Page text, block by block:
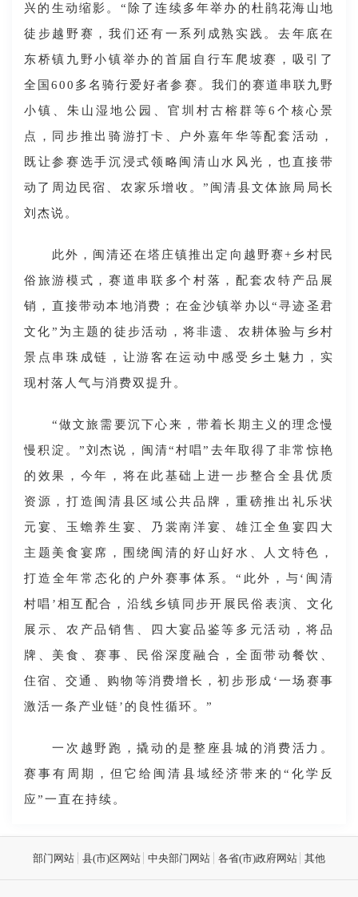
兴的生动缩影。“除了连续多年举办的杜鹃花海山地
徒步越野赛，我们还有一系列成熟实践。去年底在
东桥镇九野小镇举办的首届自行车爬坡赛，吸引了
全国600多名骑行爱好者参赛。我们的赛道串联九野
小镇、朱山湿地公园、官圳村古榕群等6个核心景
点，同步推出骑游打卡、户外嘉年华等配套活动，
既让参赛选手沉浸式领略闽清山水风光，也直接带
动了周边民宿、农家乐增收。”闽清县文体旅局局长
刘杰说。
此外，闽清还在塔庄镇推出定向越野赛+乡村民
俗旅游模式，赛道串联多个村落，配套农特产品展
销，直接带动本地消费；在金沙镇举办以“寻迹圣君
文化”为主题的徒步活动，将非遗、农耕体验与乡村
景点串珠成链，让游客在运动中感受乡土魅力，实
现村落人气与消费双提升。
“做文旅需要沉下心来，带着长期主义的理念慢
慢积淀。”刘杰说，闽清“村唱”去年取得了非常惊艳
的效果，今年，将在此基础上进一步整合全县优质
资源，打造闽清县区域公共品牌，重磅推出礼乐状
元宴、玉蟾养生宴、乃裳南洋宴、雄江全鱼宴四大
主题美食宴席，围绕闽清的好山好水、人文特色，
打造全年常态化的户外赛事体系。“此外，与‘闽清
村唱’相互配合，沿线乡镇同步开展民俗表演、文化
展示、农产品销售、四大宴品鉴等多元活动，将品
牌、美食、赛事、民俗深度融合，全面带动餐饮、
住宿、交通、购物等消费增长，初步形成‘一场赛事
激活一条产业链’的良性循环。”
一次越野跑，撬动的是整座县城的消费活力。
赛事有周期，但它给闽清县域经济带来的“化学反
应”一直在持续。
部门网站 县(市)区网站 中央部门网站 各省(市)政府网站 其他